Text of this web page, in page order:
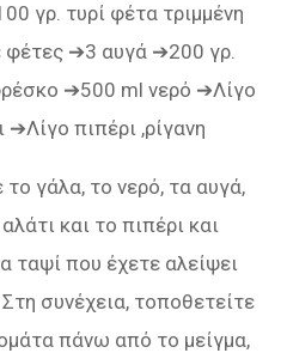
γρ. τυρί φέτα τριμμένη
φέτες ➔3 αυγά ➔200 γρ.
➔500 ml νερό ➔Λίγο
πιπέρι ,ρίγανη
γάλα, το νερό, τα αυγά,
και το πιπέρι και
ταψί που έχετε αλείψει
συνέχεια, τοποθετείτε
πάνω από το μείγμα,